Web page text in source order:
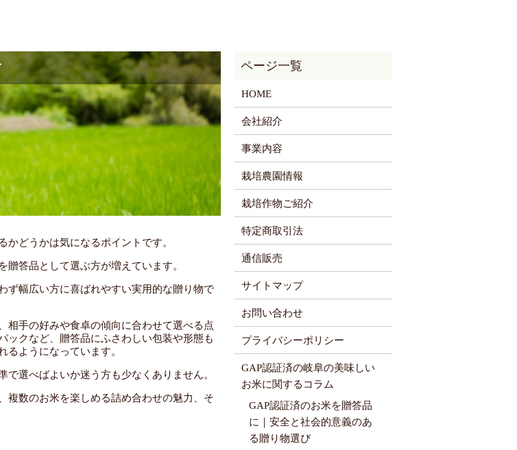
どうかは気になるポイントです。
答品として選ぶ方が増えています。
ず幅広い方に喜ばれやすい実用的な贈り物で
相手の好みや食卓の傾向に合わせて選べる点
ックなど、贈答品にふさわしい包装や形態も
るようになっています。
選べばよいか迷う方も少なくありません。
複数のお米を楽しめる詰め合わせの魅力、そ
HOME
会社紹介
事業内容
栽培農園情報
栽培作物ご紹介
特定商取引法
通信販売
サイトマップ
お問い合わせ
プライバシーポリシー
GAP認証済の岐阜の美味しい
お米に関するコラム
GAP認証済のお米を贈答品
に｜安全と社会的意義のあ
る贈り物選び